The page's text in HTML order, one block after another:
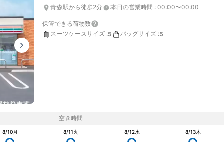
青森駅から徒歩2分 本日の営業時間 : 00:00〜00:00
保管できる荷物数
スーツケースサイズ :5 バッグサイズ :5
空き時間
8/10月 8/11火 8/12水 8/13木